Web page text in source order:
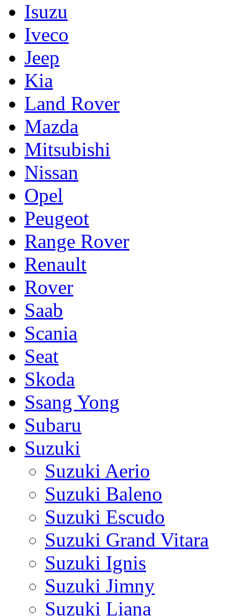
Isuzu
Iveco
Jeep
Kia
Land Rover
Mazda
Mitsubishi
Nissan
Opel
Peugeot
Range Rover
Renault
Rover
Saab
Scania
Seat
Skoda
Ssang Yong
Subaru
Suzuki
Suzuki Aerio
Suzuki Baleno
Suzuki Escudo
Suzuki Grand Vitara
Suzuki Ignis
Suzuki Jimny
Suzuki Liana